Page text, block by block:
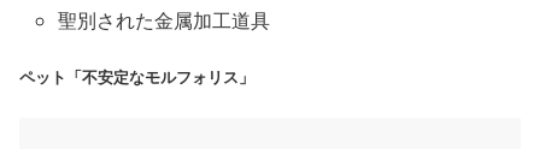
聖別された金属加工道具
ペット「不安定なモルフォリス」